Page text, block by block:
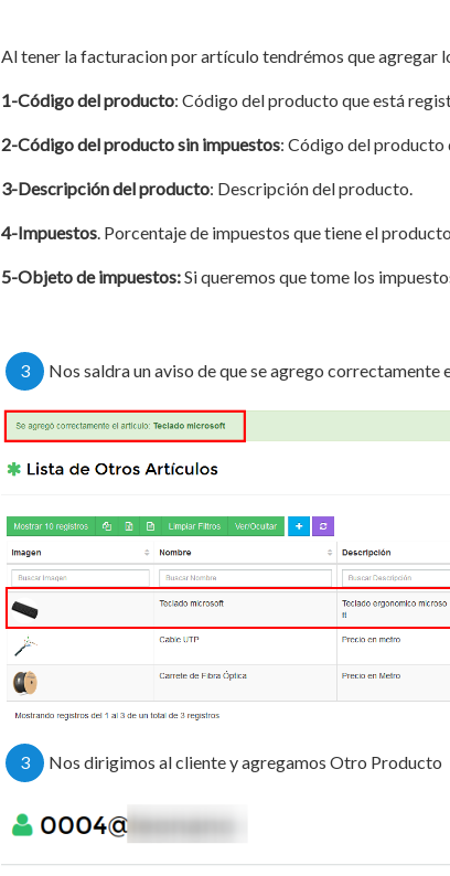
Al tener la facturacion por artículo tendrémos que agregar
1-Código del producto: Código del producto que está
2-Código del producto sin impuestos: Código del producto
3-Descripción del producto: Descripción del producto.
4-Impuestos. Porcentaje de impuestos que tiene el producto
5-Objeto de impuestos:Si queremos que tome los
3 Nos saldra un aviso de que se agrego
3 Nos dirigimos al cliente y agregamos Otro Producto